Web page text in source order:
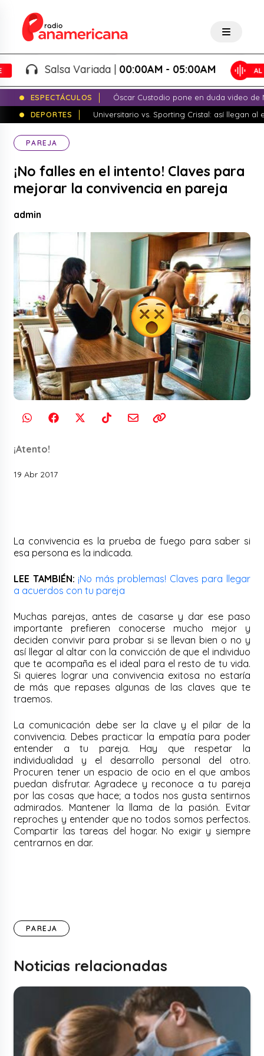
Salsa Variada |00:00AM - 05:00AM
ESPECTÁCULOS
Óscar Custodio pone en duda video de
DEPORTES
Universitario vs. Sporting Cristal: así llegan al
PAREJA
¡No falles en el intento! Claves para
mejorar la convivencia en pareja
admin
¡Atento!
19 Abr 2017
La convivencia es la prueba de fuego para saber si
esa persona es la indicada.
LEE TAMBIÉN: ¡No más problemas! Claves para llegar
a acuerdos con tu pareja
Muchas parejas, antes de casarse y dar ese paso
importante prefieren conocerse mucho mejor y
deciden convivir para probar si se llevan bien o no y
así llegar al altar con la convicción de que el individuo
que te acompaña es el ideal para el resto de tu vida.
Si quieres lograr una convivencia exitosa no estaría
de más que repases algunas de las claves que te
traemos.
La comunicación debe ser la clave y el pilar de la
convivencia. Debes practicar la empatía para poder
entender a tu pareja. Hay que respetar la
individualidad y el desarrollo personal del otro.
Procuren tener un espacio de ocio en el que ambos
puedan disfrutar. Agradece y reconoce a tu pareja
por las cosas que hace; a todos nos gusta sentirnos
admirados. Mantener la llama de la pasión. Evitar
reproches y entender que no todos somos perfectos.
Compartir las tareas del hogar. No exigir y siempre
centrarnos en dar.
PAREJA
Noticias relacionadas